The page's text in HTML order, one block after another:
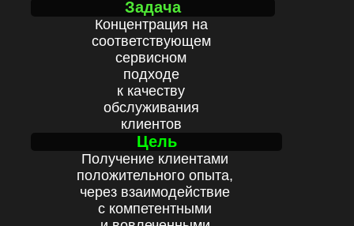
Задача
Концентрация на
соответствующем
сервисном
подходе
к качеству
обслуживания
клиентов
Цель
Получение клиентами
положительного опыта,
через взаимодействие
с компетентными